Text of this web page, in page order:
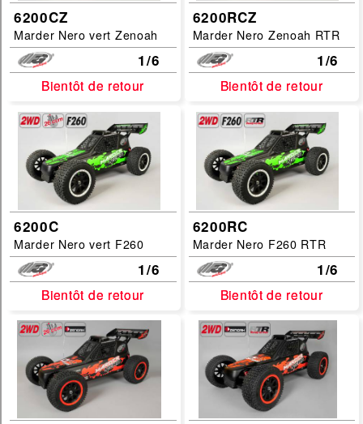
1/8
filtrer
6200CZ
Marder Nero vert Zenoah
1/6
Bientôt de retour
Bientôt de retour
6200RCZ
Marder Nero Zenoah RTR
1/6
Bientôt de retour
Bientôt de retour
6200C
Marder Nero vert F260
1/6
Bientôt de retour
Bientôt de retour
6200RC
Marder Nero F260 RTR
1/6
Bientôt de retour
Bientôt de retour